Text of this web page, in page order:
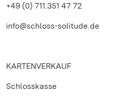
+49 (0) 711.351 47 72
info@schloss-solitude.de
KARTENVERKAUF
Schlosskasse